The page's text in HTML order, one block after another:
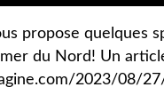
propose quelques
mer du Nord! Un
2023/08/